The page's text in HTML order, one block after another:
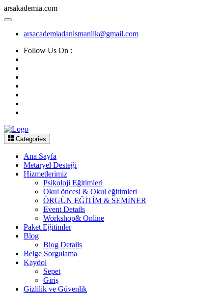
arsakademia.com
arsacademiadanismanlik@gmail.com
Follow Us On :
Categories
Ana Sayfa
Metaryel Desteği
Hizmetlerimiz
Psikoloji Eğitimleri
Okul öncesi & Okul eğitimleri
ÖRGÜN EĞİTİM & SEMİNER
Event Details
Workshop& Online
Paket Eğitimler
Blog
Blog Details
Belge Sorgulama
Kaydol
Sepet
Giriş
Gizlilik ve Güvenlik